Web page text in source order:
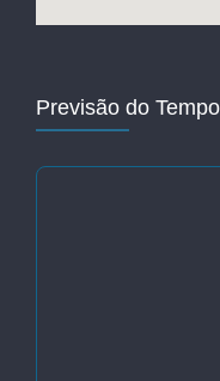
Previsão do